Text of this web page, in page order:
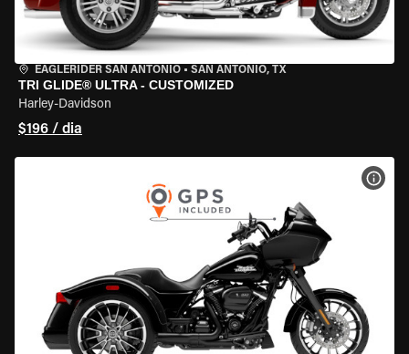
EAGLERIDER SAN ANTONIO • SAN ANTONIO, TX
TRI GLIDE® ULTRA - CUSTOMIZED
Harley-Davidson
$196 / dia
VER